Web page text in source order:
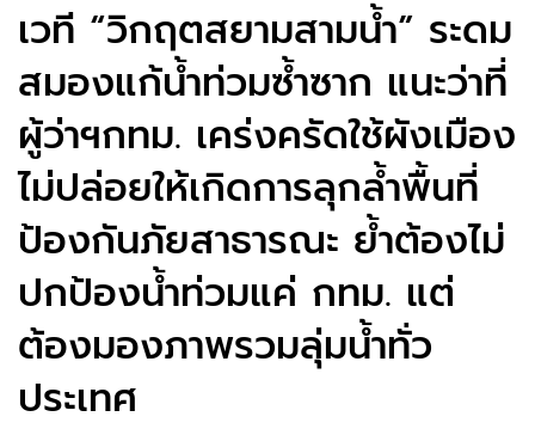
เวที “วิกฤตสยามสามน้ำ” ระดม
สมองแก้น้ำท่วมซ้ำซาก แนะว่าที่
ผู้ว่าฯกทม. เคร่งครัดใช้ผังเมือง
ไม่ปล่อยให้เกิดการลุกล้ำพื้นที่
ป้องกันภัยสาธารณะ ย้ำต้องไม่
ปกป้องน้ำท่วมแค่ กทม. แต่
ต้องมองภาพรวมลุ่มน้ำทั่ว
ประเทศ